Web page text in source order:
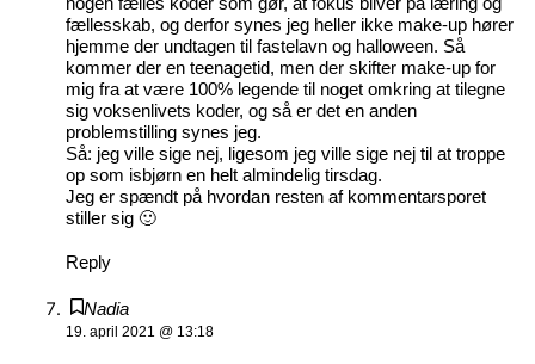
nogen fælles koder som gør, at fokus bliver på læring og
fællesskab, og derfor synes jeg heller ikke make-up hører
hjemme der undtagen til fastelavn og halloween. Så
kommer der en teenagetid, men der skifter make-up for
mig fra at være 100% legende til noget omkring at tilegne
sig voksenlivets koder, og så er det en anden
problemstilling synes jeg.
Så: jeg ville sige nej, ligesom jeg ville sige nej til at troppe
op som isbjørn en helt almindelig tirsdag.
Jeg er spændt på hvordan resten af kommentarsporet
stiller sig 🙂
Reply
Nadia
19. april 2021 @ 13:18